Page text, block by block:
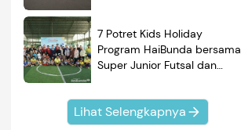
7 Potret Kids Holiday
Program HaiBunda bersama
Super Junior Futsal dan
Kompak Banget!
Lihat Selengkapnya